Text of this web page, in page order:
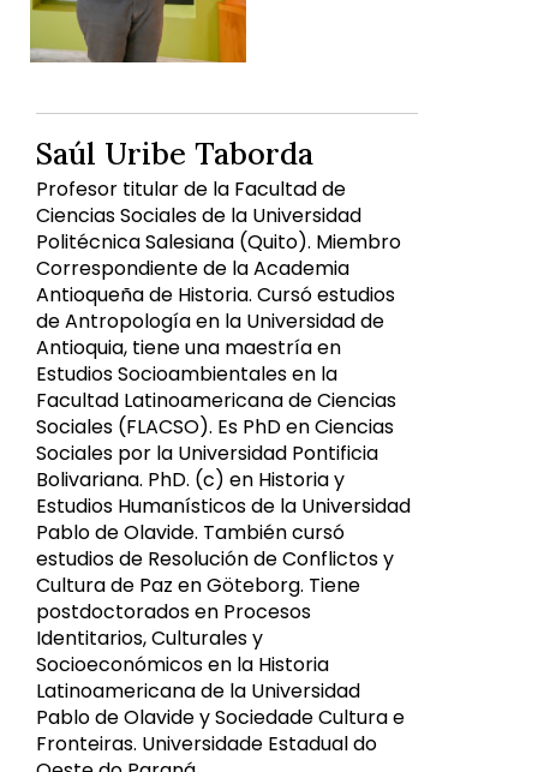
Saúl Uribe Taborda
Profesor titular de la Facultad de
Ciencias Sociales de la Universidad
Politécnica Salesiana (Quito). Miembro
Correspondiente de la Academia
Antioqueña de Historia. Cursó estudios
de Antropología en la Universidad de
Antioquia, tiene una maestría en
Estudios Socioambientales en la
Facultad Latinoamericana de Ciencias
Sociales (FLACSO). Es PhD en Ciencias
Sociales por la Universidad Pontificia
Bolivariana. PhD. (c) en Historia y
Estudios Humanísticos de la Universidad
Pablo de Olavide. También cursó
estudios de Resolución de Conflictos y
Cultura de Paz en Göteborg. Tiene
postdoctorados en Procesos
Identitarios, Culturales y
Socioeconómicos en la Historia
Latinoamericana de la Universidad
Pablo de Olavide y Sociedade Cultura e
Fronteiras. Universidade Estadual do